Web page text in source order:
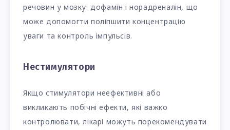
речовин у мозку: дофамін і норадреналін, що
може допомогти поліпшити концентрацію
уваги та контроль імпульсів.
Нестимулятори
Якщо стимулятори неефективні або
викликають побічні ефекти, які важко
контролювати, лікарі можуть порекомендувати